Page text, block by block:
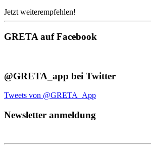
Jetzt weiterempfehlen!
GRETA auf Facebook
@GRETA_app bei Twitter
Tweets von @GRETA_App
Newsletter anmeldung